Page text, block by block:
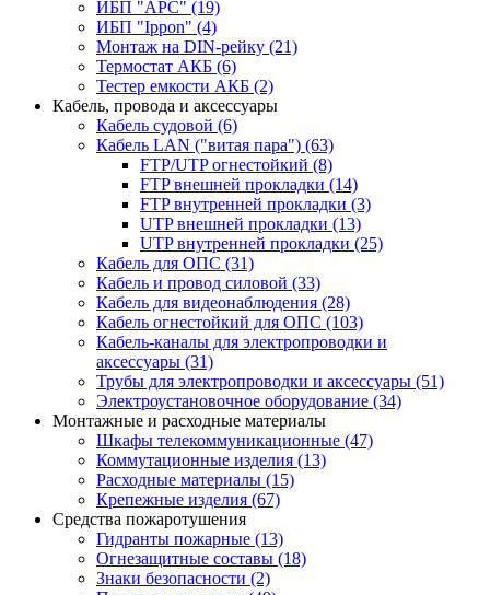
ИБП "APC" (19)
ИБП "Ippon" (4)
Монтаж на DIN-рейку (21)
Термостат АКБ (6)
Тестер емкости АКБ (2)
Кабель, провода и аксессуары
Кабель судовой (6)
Кабель LAN ("витая пара") (63)
FTP/UTP огнестойкий (8)
FTP внешней прокладки (14)
FTP внутренней прокладки (3)
UTP внешней прокладки (13)
UTP внутренней прокладки (25)
Кабель для ОПС (31)
Кабель и провод силовой (33)
Кабель для видеонаблюдения (28)
Кабель огнестойкий для ОПС (103)
Кабель-каналы для электропроводки и
аксессуары (31)
Трубы для электропроводки и аксессуары (51)
Электроустановочное оборудование (34)
Монтажные и расходные материалы
Шкафы телекоммуникационные (47)
Коммутационные изделия (13)
Расходные материалы (15)
Крепежные изделия (67)
Средства пожаротушения
Гидранты пожарные (13)
Огнезащитные составы (18)
Знаки безопасности (2)